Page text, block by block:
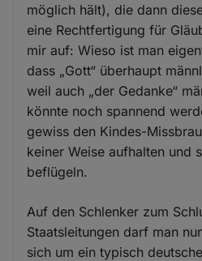
möglich hält), die dann
eine Rechtfertigung für
mir auf: Wieso ist man
dass „Gott“ überhaupt
weil auch „der Gedanke“
könnte noch spannend
gewiss den Kindes-
keiner Weise aufhalten und
beflügeln.
Auf den Schlenker zum
Staatsleitungen darf man
sich um ein typisch